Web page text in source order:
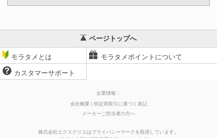
ページトップへ
モラタメとは モラタメポイントについて
カスタマーサポート
企業情報：
会社概要
特定商取引に基づく表記
メーカーご担当者の方へ
株式会社エクスクリエはプライバシーマークを取得しています。